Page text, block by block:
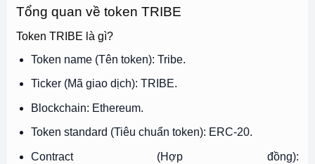
Tổng quan về token TRIBE
Token TRIBE là gì?
Token name (Tên token): Tribe.
Ticker (Mã giao dịch): TRIBE.
Blockchain: Ethereum.
Token standard (Tiêu chuẩn token): ERC-20.
Contract (Hợp đồng):